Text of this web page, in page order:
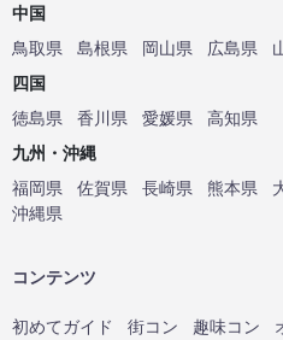
中国
鳥取県
島根県 岡山県 広島県
四国
徳島県
香川県 愛媛県
高知県
九州・沖縄
福岡県
佐賀県 長崎県 熊本県
沖縄県
コンテンツ
初めてガイド 街コン 趣味コン